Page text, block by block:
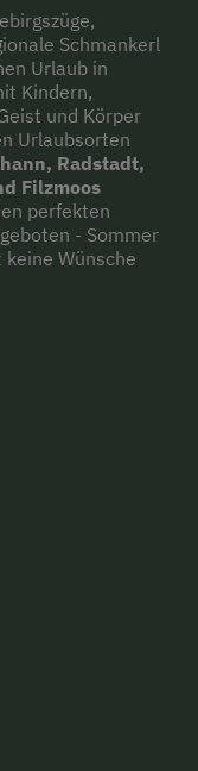
Schmankerl
Urlaub in
Kindern,
und Körper
Urlaubsorten
Radstadt,
Filzmoos
perfekten
- Sommer
Wünsche